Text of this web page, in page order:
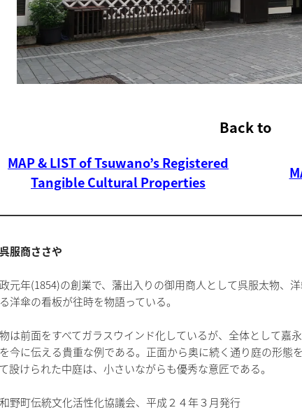
Back to
MAP & LIST of Tsuwano’s Registered
Tangible Cultural Properties
服商ささや
元年(1854)の創業で、藩出入りの御用商人として呉服太物、
洋傘の看板が往時を物語っている。
は前面をすべてガラスウインド化しているが、全体として嘉
今に伝える貴重な例である。正面から奥に続く通り庭の形態
設けられた中庭は、小さいながらも優秀な意匠である。
野町伝統文化活性化協議会、平成２４年３月発行